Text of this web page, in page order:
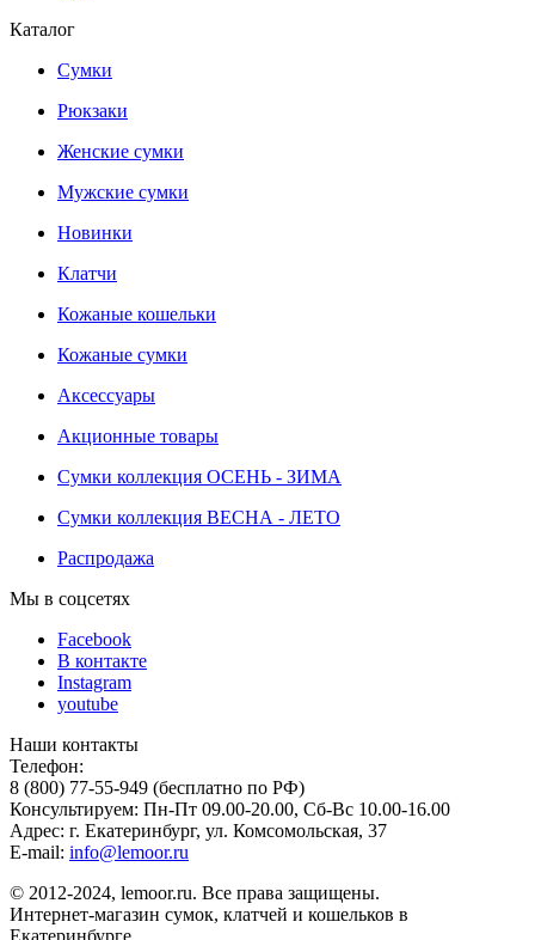
Каталог
Сумки
Рюкзаки
Женские сумки
Мужские сумки
Новинки
Клатчи
Кожаные кошельки
Кожаные сумки
Аксессуары
Акционные товары
Сумки коллекция ОСЕНЬ - ЗИМА
Сумки коллекция ВЕСНА - ЛЕТО
Распродажа
Мы в соцсетях
Facebook
В контакте
Instagram
youtube
Наши контакты
Телефон:
8 (800) 77-55-949 (бесплатно по РФ)
Консультируем: Пн-Пт 09.00-20.00, Сб-Вс 10.00-16.00
Адрес: г. Екатеринбург, ул. Комсомольская, 37
E-mail: info@lemoor.ru
© 2012-2024, lemoor.ru. Все права защищены.
Интернет-магазин сумок, клатчей и кошельков в
Екатеринбурге.